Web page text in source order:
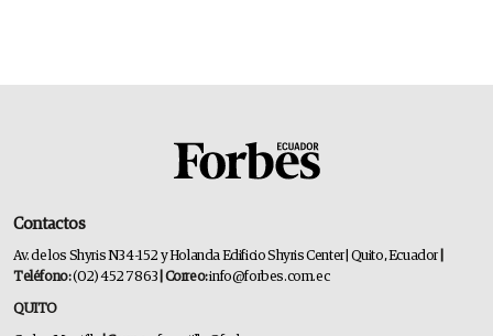
Contactos
Av. de los Shyris N34-152 y Holanda Edificio Shyris Center | Quito, Ecuador
Teléfono:(02) 452 7863 | Correo:info@forbes.com.ec
QUITO